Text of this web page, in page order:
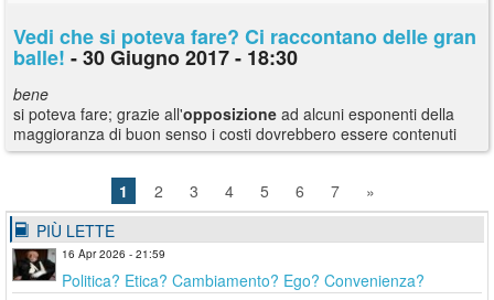
Vedi che si poteva fare? Ci raccontano delle gran
balle! - 30 Giugno 2017 - 18:30
bene
si poteva fare; grazie all'opposizione ad alcuni esponenti della
maggioranza di buon senso i costi dovrebbero essere contenuti
1 2 3 4 5 6 7
»
PIÙ LETTE
16 Apr 2026 - 21:59
Politica? Etica? Cambiamento? Ego? Convenienza?